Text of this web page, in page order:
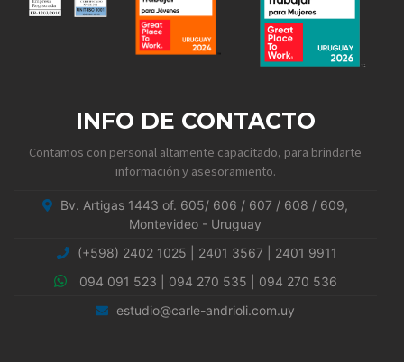
INFO DE CONTACTO
Contamos con personal altamente capacitado, para brindarte
información y asesoramiento.
Bv. Artigas 1443 of. 605/ 606 / 607 / 608 / 609,
Montevideo - Uruguay
(+598) 2402 1025
2401 3567
2401 9911
094 091 523
094 270 535
094 270 536
estudio@carle-andrioli.com.uy